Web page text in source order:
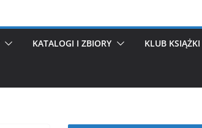
KATALOGI I ZBIORY KLUB KSIĄŻKI